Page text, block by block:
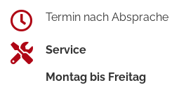
Termin nach Absprache
Service
Montag bis Freitag